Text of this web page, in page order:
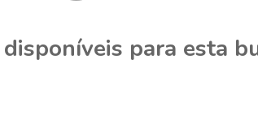
para esta